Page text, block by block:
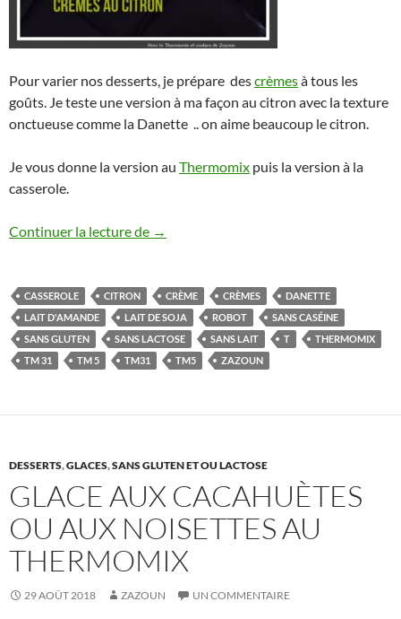
Pour varier nos desserts, je prépare descrèmesà tous les
goûts. Je teste une version à ma façon au citron avec la texture
onctueuse comme la Danette .. on aime beaucoup le citron.
Je vous donne la version au Thermomix puis la version à la
casserole.
Continuer la lecture de Crèmes au citron au Thermomix et sans
→
CASSEROLE CITRON CRÈME CRÈMES
DANETTE
LAIT D'AMANDE
LAIT DE SOJA ROBOT
SANS CASÉINE
SANS GLUTEN
SANS LACTOSE SANS LAIT T
THERMOMIX
TM 31
TM 5 TM31 TM5 ZAZOUN
DESSERTS,GLACES,SANS GLUTEN ET OU LACTOSE
GLACE AUX CACAHUÈTES
OU AUX NOISETTES AU
THERMOMIX
29 AOÛT 2018 ZAZOUN UN COMMENTAIRE